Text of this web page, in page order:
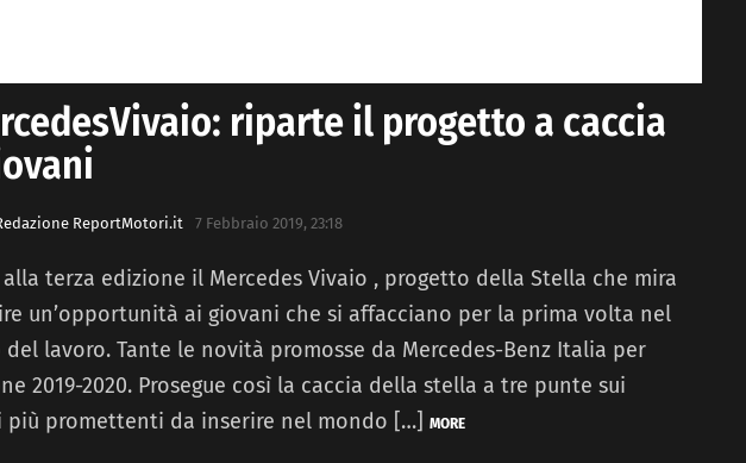
riparte il progetto a caccia
ReportMotori.it 7 Febbraio 2019, 23:18
alla terza edizione il Mercedes Vivaio , progetto della Stella che mira
un’opportunità ai giovani che si affacciano per la prima volta nel
del lavoro. Tante le novità promosse da Mercedes-Benz Italia per
2019-2020. Prosegue così la caccia della stella a tre punte sui
più promettenti da inserire nel mondo […] MORE